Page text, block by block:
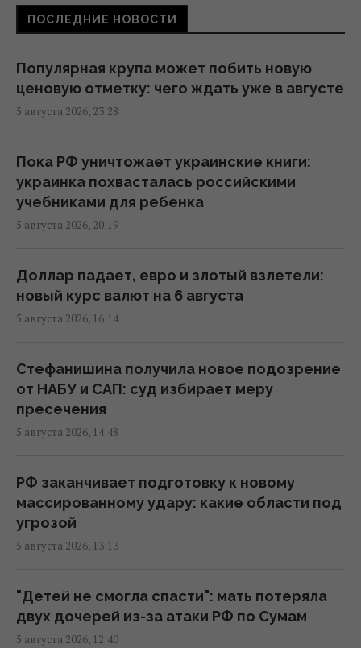
Зеленский допустил, что партнеры
Украина была "уступчивой"
20:15 среда, 05 августа 2026
ходить медведи": нардеп назвал слабое
место России
19:56 среда, 05 августа 2026
и не колеблется им воспользоваться, – Sky
News
19:16 среда, 05 августа 2026
Киев профинансирует проекты Плана
устойчивости на 22 млрд грн, а
государство – на 15,5 млрд: Кличко о
заседании СНБО
Погиб известный поисковик Алексей Юков,
который занимался возвращением тел
погибших
Эксглавком ставил пусковые РФ в
приоритет, вопросы – к МО, – Цыбулько
ПОСЛЕДНИЕ НОВОСТИ
Популярная крупа может побить новую
ценовую отметку: чего ждать уже в августе
5 августа 2026, 23:28
Пока РФ уничтожает украинские книги:
украинка похвасталась российскими
учебниками для ребенка
5 августа 2026, 20:19
Доллар падает, евро и злотый взлетели:
новый курс валют на 6 августа
5 августа 2026, 16:14
Стефанишина получила новое подозрение
от НАБУ и САП: суд избирает меру
пресечения
5 августа 2026, 14:48
РФ заканчивает подготовку к новому
массированному удару: какие области под
угрозой
5 августа 2026, 13:13
"Детей не смогла спасти": мать потеряла
двух дочерей из-за атаки РФ по Сумам
5 августа 2026, 12:40